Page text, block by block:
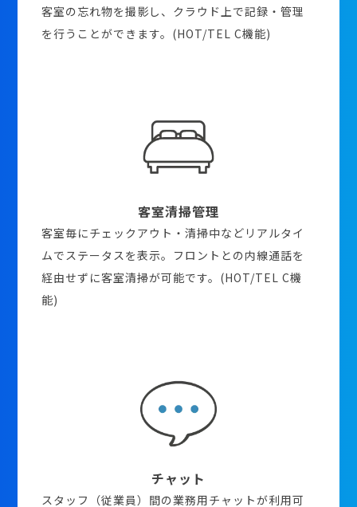
客室の忘れ物を撮影し、クラウド上で記録・管理
を行うことができます。(HOT/TEL C機能)
客室清掃管理
客室毎にチェックアウト・清掃中などリアルタイ
ムでステータスを表示。フロントとの内線通話を
経由せずに客室清掃が可能です。(HOT/TEL C機
能)
チャット
スタッフ（従業員）間の業務用チャットが利用可